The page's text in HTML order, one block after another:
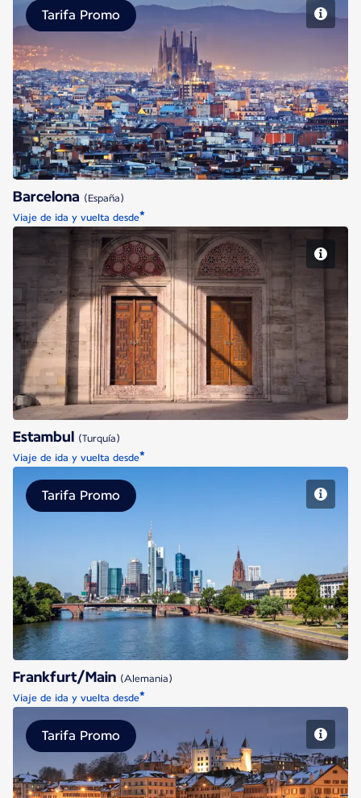
Barcelona
Tarifa Promo
Barcelona (España)
Viaje de ida y vuelta desde*
Estambul
Estambul (Turquía)
Viaje de ida y vuelta desde*
Frankfurt/Main
Tarifa Promo
Frankfurt/Main (Alemania)
Viaje de ida y vuelta desde*
Tarifa Promo